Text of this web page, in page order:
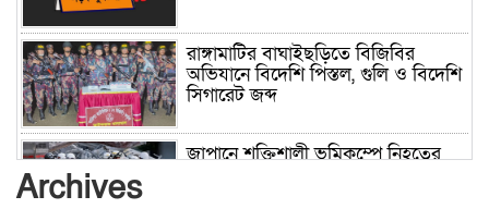
রাঙ্গামাটির বাঘাইছড়িতে বিজিবির
অভিযানে বিদেশি পিস্তল, গুলি ও বিদেশি
সিগারেট জব্দ
জাপানে শক্তিশালী ভূমিকম্পে নিহতের
Archives